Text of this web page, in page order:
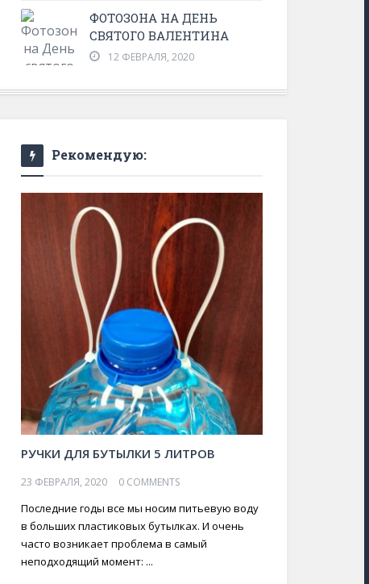
Шоколадное печенье
22 марта, 2026 0 Comments
ФОТОЗОНА НА ДЕНЬ
СВЯТОГО ВАЛЕНТИНА
12 ФЕВРАЛЯ, 2020
Рекомендую:
РУЧКИ ДЛЯ БУТЫЛКИ 5 ЛИТРОВ
23 ФЕВРАЛЯ, 2020 0 COMMENTS
Последние годы все мы носим питьевую воду
в больших пластиковых бутылках. И очень
часто возникает проблема в самый
неподходящий момент: ...